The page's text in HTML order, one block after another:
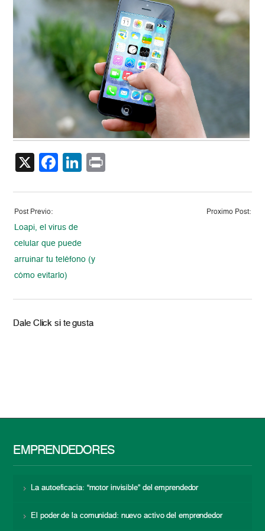
X Facebook
LinkedIn
Post Previo:
Loapi, el virus de
celular que puede
arruinar tu teléfono (y
cómo evitarlo)
Proximo Post:
Dale Click si te gusta
EMPRENDEDORES
La autoeficacia: “motor invisible” del emprendedor
El poder de la comunidad: nuevo activo del emprendedor